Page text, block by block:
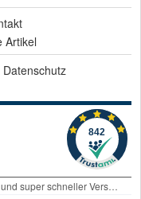
Artikel
Datenschutz